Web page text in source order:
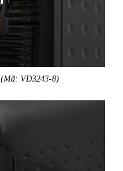
(Mã: VD3243-8)